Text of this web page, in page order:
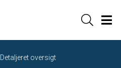
Sök
Detaljeret oversigt